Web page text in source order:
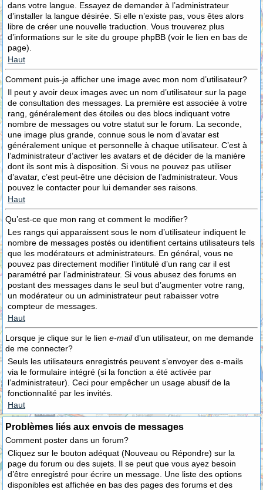
dans votre langue. Essayez de demander à l’administrateur
d’installer la langue désirée. Si elle n’existe pas, vous êtes alors
libre de créer une nouvelle traduction. Vous trouverez plus
d’informations sur le site du groupe phpBB (voir le lien en bas de
page).
Haut
Comment puis-je afficher une image avec mon nom d’utilisateur?
Il peut y avoir deux images avec un nom d’utilisateur sur la page
de consultation des messages. La première est associée à votre
rang, généralement des étoiles ou des blocs indiquant votre
nombre de messages ou votre statut sur le forum. La seconde,
une image plus grande, connue sous le nom d’avatar est
généralement unique et personnelle à chaque utilisateur. C’est à
l’administrateur d’activer les avatars et de décider de la manière
dont ils sont mis à disposition. Si vous ne pouvez pas utiliser
d’avatar, c’est peut-être une décision de l’administrateur. Vous
pouvez le contacter pour lui demander ses raisons.
Haut
Qu’est-ce que mon rang et comment le modifier?
Les rangs qui apparaissent sous le nom d’utilisateur indiquent le
nombre de messages postés ou identifient certains utilisateurs tels
que les modérateurs et administrateurs. En général, vous ne
pouvez pas directement modifier l’intitulé d’un rang car il est
paramétré par l’administrateur. Si vous abusez des forums en
postant des messages dans le seul but d’augmenter votre rang,
un modérateur ou un administrateur peut rabaisser votre
compteur de messages.
Haut
Lorsque je clique sur le lien e-maild’un utilisateur, on me demande
de me connecter?
Seuls les utilisateurs enregistrés peuvent s’envoyer des e-mails
via le formulaire intégré (si la fonction a été activée par
l’administrateur). Ceci pour empêcher un usage abusif de la
fonctionnalité par les invités.
Haut
Problèmes liés aux envois de messages
Comment poster dans un forum?
Cliquez sur le bouton adéquat (Nouveau ou Répondre) sur la
page du forum ou des sujets. Il se peut que vous ayez besoin
d’être enregistré pour écrire un message. Une liste des options
disponibles est affichée en bas des pages des forums et des